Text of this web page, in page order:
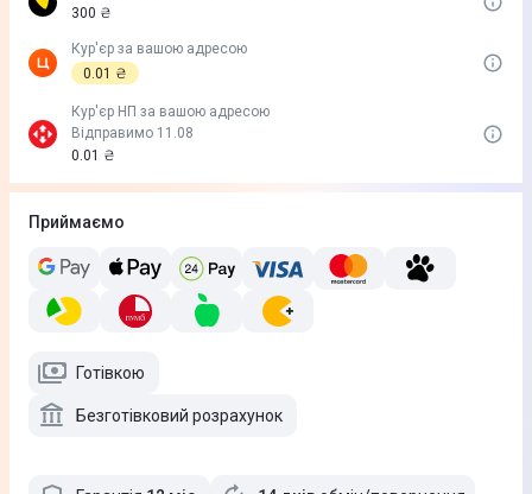
300 ₴
Кур'єр за вашою адресою
0.01 ₴
Кур'єр НП за вашою адресою
Відправимо 11.08
0.01 ₴
Приймаємо
Готівкою
Безготівковий розрахунок